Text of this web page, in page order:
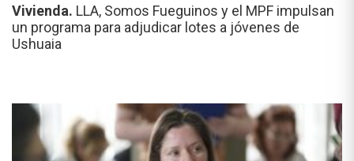
Vivienda. LLA, Somos Fueguinos y el MPF impulsan
un programa para adjudicar lotes a jóvenes de
Ushuaia